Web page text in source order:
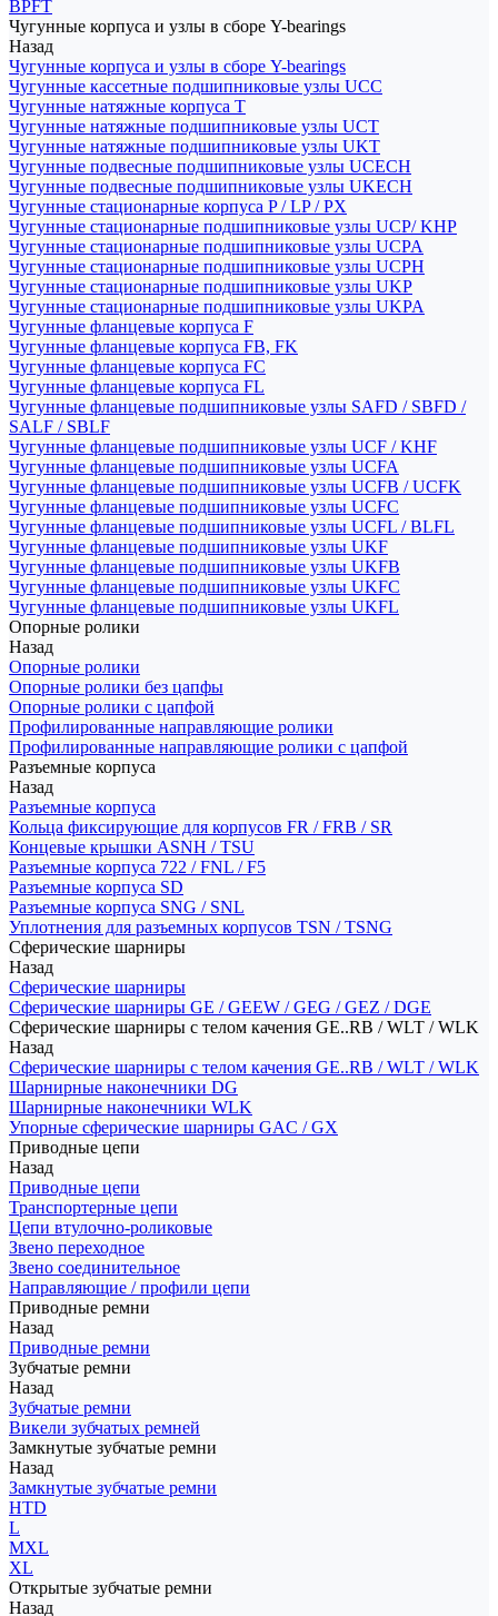
BPFT
Чугунные корпуса и узлы в сборе Y-bearings
Назад
Чугунные корпуса и узлы в сборе Y-bearings
Чугунные кассетные подшипниковые узлы UCC
Чугунные натяжные корпуса T
Чугунные натяжные подшипниковые узлы UCT
Чугунные натяжные подшипниковые узлы UKT
Чугунные подвесные подшипниковые узлы UCECH
Чугунные подвесные подшипниковые узлы UKECH
Чугунные стационарные корпуса P / LP / PX
Чугунные стационарные подшипниковые узлы UCP/ KHP
Чугунные стационарные подшипниковые узлы UCPA
Чугунные стационарные подшипниковые узлы UCPH
Чугунные стационарные подшипниковые узлы UKP
Чугунные стационарные подшипниковые узлы UKPA
Чугунные фланцевые корпуса F
Чугунные фланцевые корпуса FB, FK
Чугунные фланцевые корпуса FC
Чугунные фланцевые корпуса FL
Чугунные фланцевые подшипниковые узлы SAFD / SBFD /
SALF / SBLF
Чугунные фланцевые подшипниковые узлы UCF / KHF
Чугунные фланцевые подшипниковые узлы UCFA
Чугунные фланцевые подшипниковые узлы UCFB / UCFK
Чугунные фланцевые подшипниковые узлы UCFC
Чугунные фланцевые подшипниковые узлы UCFL / BLFL
Чугунные фланцевые подшипниковые узлы UKF
Чугунные фланцевые подшипниковые узлы UKFB
Чугунные фланцевые подшипниковые узлы UKFC
Чугунные фланцевые подшипниковые узлы UKFL
Опорные ролики
Назад
Опорные ролики
Опорные ролики без цапфы
Опорные ролики с цапфой
Профилированные направляющие ролики
Профилированные направляющие ролики с цапфой
Разъемные корпуса
Назад
Разъемные корпуса
Кольца фиксирующие для корпусов FR / FRB / SR
Концевые крышки ASNH / TSU
Разъемные корпуса 722 / FNL / F5
Разъемные корпуса SD
Разъемные корпуса SNG / SNL
Уплотнения для разъемных корпусов TSN / TSNG
Сферические шарниры
Назад
Сферические шарниры
Сферические шарниры GE / GEEW / GEG / GEZ / DGE
Сферические шарниры с телом качения GE..RB / WLT / WLK
Назад
Сферические шарниры с телом качения GE..RB / WLT / WLK
Шарнирные наконечники DG
Шарнирные наконечники WLK
Упорные сферические шарниры GAC / GX
Приводные цепи
Назад
Приводные цепи
Транспортерные цепи
Цепи втулочно-роликовые
Звено переходное
Звено соединительное
Направляющие / профили цепи
Приводные ремни
Назад
Приводные ремни
Зубчатые ремни
Назад
Зубчатые ремни
Викели зубчатых ремней
Замкнутые зубчатые ремни
Назад
Замкнутые зубчатые ремни
HTD
L
MXL
XL
Открытые зубчатые ремни
Назад